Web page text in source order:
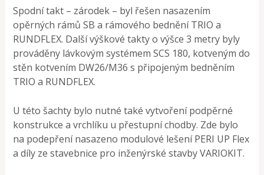
Spodní takt – zárodek – byl řešen nasazením
opěrných rámů SB a rámového bednění TRIO a
RUNDFLEX. Další výškové takty o výšce 3 metry byly
prováděny lávkovým systémem SCS 180, kotveným do
stěn kotvením DW26/M36 s připojeným bedněním
TRIO a RUNDFLEX.​
​U této šachty bylo nutné také vytvoření podpěrné
konstrukce a vrchlíku u přestupní chodby. Zde bylo
na podepření nasazeno modulové lešení PERI UP Flex
a díly ze stavebnice pro inženýrské stavby VARIOKIT.​